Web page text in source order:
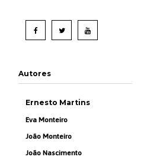
Autores
Ernesto Martins
Eva Monteiro
João Monteiro
João Nascimento